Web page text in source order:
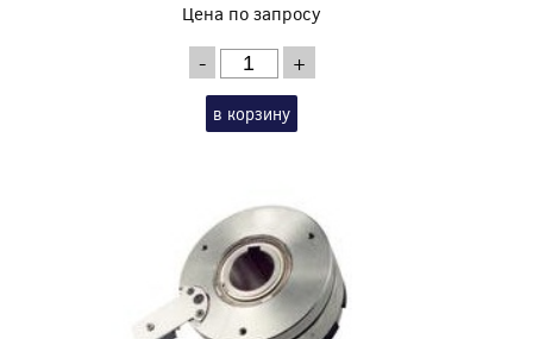
Цена по запросу
- +
в корзину